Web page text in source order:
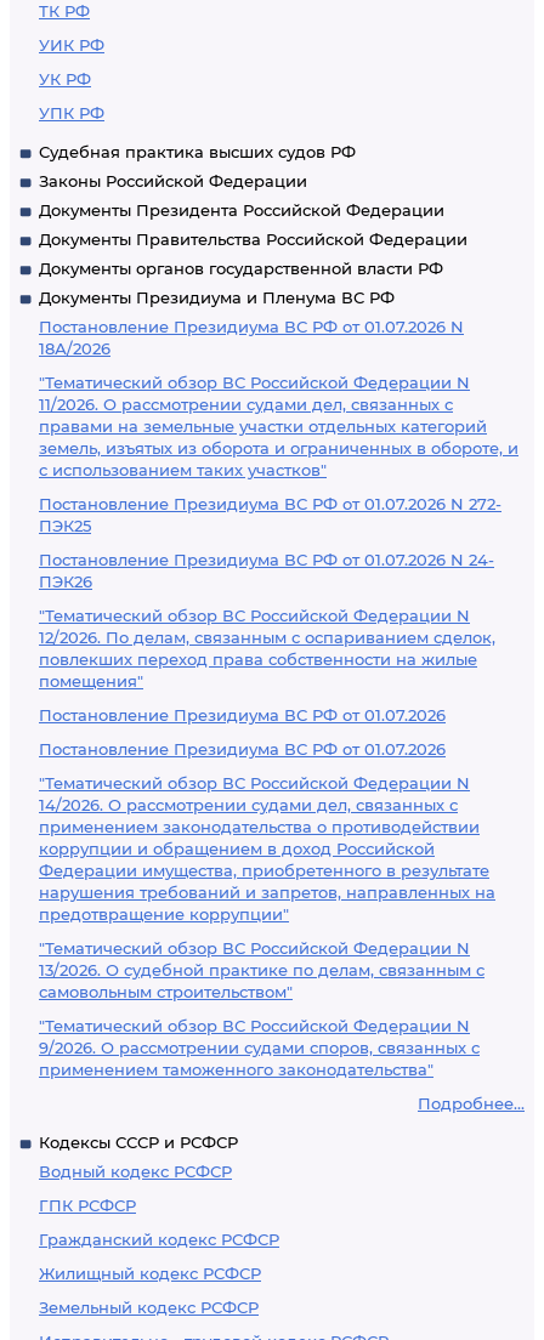
ТК РФ
УИК РФ
УК РФ
УПК РФ
Судебная практика высших судов РФ
Законы Российской Федерации
Документы Президента Российской Федерации
Документы Правительства Российской Федерации
Документы органов государственной власти РФ
Документы Президиума и Пленума ВС РФ
Постановление Президиума ВС РФ от 01.07.2026 N
18А/2026
"Тематический обзор ВС Российской Федерации N
11/2026. О рассмотрении судами дел, связанных с
правами на земельные участки отдельных категорий
земель, изъятых из оборота и ограниченных в обороте, и
с использованием таких участков"
Постановление Президиума ВС РФ от 01.07.2026 N 272-
ПЭК25
Постановление Президиума ВС РФ от 01.07.2026 N 24-
ПЭК26
"Тематический обзор ВС Российской Федерации N
12/2026. По делам, связанным с оспариванием сделок,
повлекших переход права собственности на жилые
помещения"
Постановление Президиума ВС РФ от 01.07.2026
Постановление Президиума ВС РФ от 01.07.2026
"Тематический обзор ВС Российской Федерации N
14/2026. О рассмотрении судами дел, связанных с
применением законодательства о противодействии
коррупции и обращением в доход Российской
Федерации имущества, приобретенного в результате
нарушения требований и запретов, направленных на
предотвращение коррупции"
"Тематический обзор ВС Российской Федерации N
13/2026. О судебной практике по делам, связанным с
самовольным строительством"
"Тематический обзор ВС Российской Федерации N
9/2026. О рассмотрении судами споров, связанных с
применением таможенного законодательства"
Подробнее...
Кодексы СССР и РСФСР
Водный кодекс РСФСР
ГПК РСФСР
Гражданский кодекс РСФСР
Жилищный кодекс РСФСР
Земельный кодекс РСФСР